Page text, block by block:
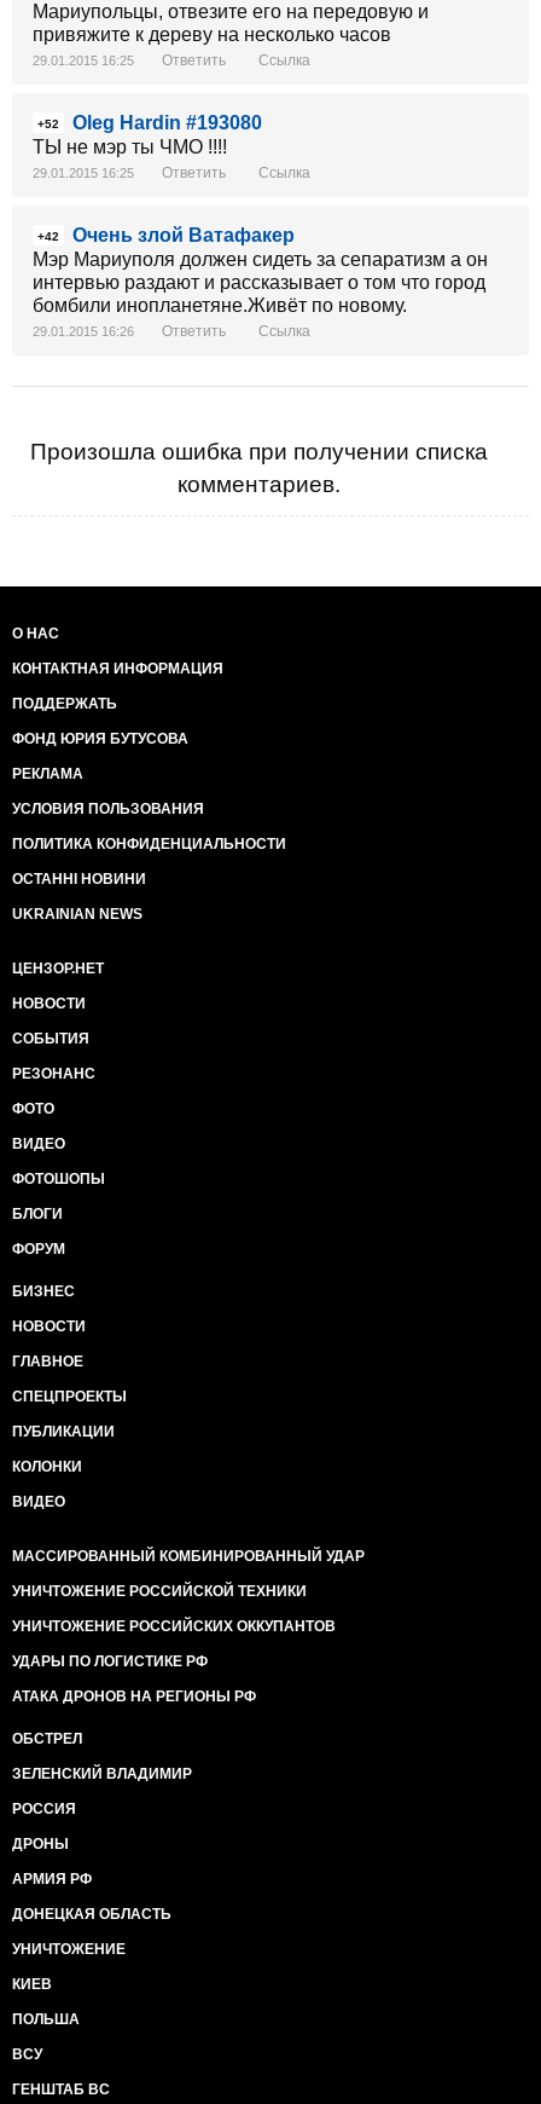
Мариупольцы, отвезите его на передовую и
привяжите к дереву на несколько часов
29.01.2015 16:25 Ответить Ссылка
+52
Oleg Hardin #193080
ТЫ не мэр ты ЧМО !!!!
29.01.2015 16:25 Ответить Ссылка
+42
Очень злой Ватафакер
Мэр Мариуполя должен сидеть за сепаратизм а он
интервью раздают и рассказывает о том что город
бомбили инопланетяне.Живёт по новому.
29.01.2015 16:26 Ответить Ссылка
Произошла ошибка при получении списка
комментариев.
О НАС
КОНТАКТНАЯ ИНФОРМАЦИЯ
ПОДДЕРЖАТЬ
ФОНД ЮРИЯ БУТУСОВА
РЕКЛАМА
УСЛОВИЯ ПОЛЬЗОВАНИЯ
ПОЛИТИКА КОНФИДЕНЦИАЛЬНОСТИ
ОСТАННІ НОВИНИ
UKRAINIAN NEWS
ЦЕНЗОР.НЕТ
НОВОСТИ
СОБЫТИЯ
РЕЗОНАНС
ФОТО
ВИДЕО
ФОТОШОПЫ
БЛОГИ
ФОРУМ
БИЗНЕС
НОВОСТИ
ГЛАВНОЕ
СПЕЦПРОЕКТЫ
ПУБЛИКАЦИИ
КОЛОНКИ
ВИДЕО
МАССИРОВАННЫЙ КОМБИНИРОВАННЫЙ УДАР
УНИЧТОЖЕНИЕ РОССИЙСКОЙ ТЕХНИКИ
УНИЧТОЖЕНИЕ РОССИЙСКИХ ОККУПАНТОВ
УДАРЫ ПО ЛОГИСТИКЕ РФ
АТАКА ДРОНОВ НА РЕГИОНЫ РФ
ОБСТРЕЛ
ЗЕЛЕНСКИЙ ВЛАДИМИР
РОССИЯ
ДРОНЫ
АРМИЯ РФ
ДОНЕЦКАЯ ОБЛАСТЬ
УНИЧТОЖЕНИЕ
КИЕВ
ПОЛЬША
ВСУ
ГЕНШТАБ ВС